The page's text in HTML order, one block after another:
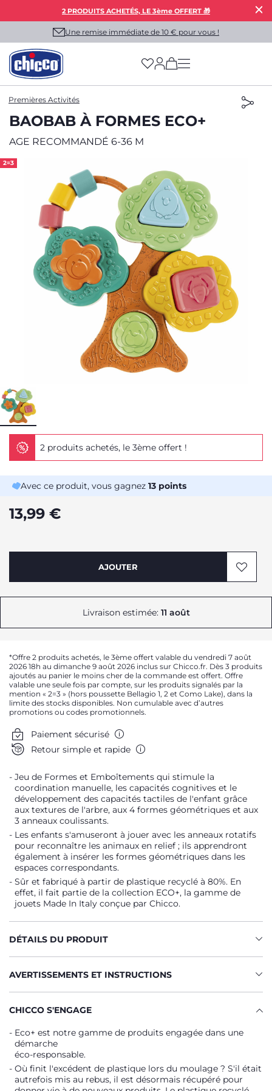
2 PRODUITS ACHETÉS, LE 3ème OFFERT 🎁
Une remise immédiate de 10 € pour vous !
(has more options
Premières Activités
BAOBAB À FORMES ECO+
AGE RECOMMANDÉ 6-36 M
2=3
2 produits achetés, le 3ème offert !
Avec ce produit, vous gagnez 13 points
13,99 €
AJOUTER
Livraison estimée: 11 août
*Offre 2 produits achetés, le 3ème offert valable du vendredi 7 août
2026 18h au dimanche 9 août 2026 inclus sur Chicco.fr. Dès 3 produits
ajoutés au panier le moins cher de la commande est offert. Offre
valable une seule fois par compte, sur les produits signalés par la
mention « 2=3 » (hors poussette Bellagio 1, 2 et Como Lake), dans la
limite des stocks disponibles. Non cumulable avec d’autres
promotions ou codes promotionnels.
Paiement sécurisé
Retour simple et rapide
Jeu de Formes et Emboîtements qui stimule la
coordination manuelle, les capacités cognitives et le
développement des capacités tactiles de l'enfant grâce
aux textures de l'arbre, aux 4 formes géométriques et aux
3 anneaux coulissants.
Les enfants s'amuseront à jouer avec les anneaux rotatifs
pour reconnaître les animaux en relief ; ils apprendront
également à insérer les formes géométriques dans les
espaces correspondants.
Sûr et fabriqué à partir de plastique recyclé à 80%. En
effet, il fait partie de la collection ECO+, la gamme de
jouets Made In Italy conçue par Chicco.
DÉTAILS DU PRODUIT
AVERTISSEMENTS ET INSTRUCTIONS
CHICCO S'ENGAGE
Eco+ est notre gamme de produits engagée dans une
démarche
éco-responsable.
Où finit l'excédent de plastique lors du moulage ? S'il était
autrefois mis au rebus, il est désormais récupéré pour